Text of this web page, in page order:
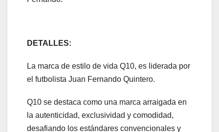
DETALLES:
La marca de estilo de vida Q10, es liderada por
el futbolista Juan Fernando Quintero.
Q10 se destaca como una marca arraigada en
la autenticidad, exclusividad y comodidad,
desafiando los estándares convencionales y